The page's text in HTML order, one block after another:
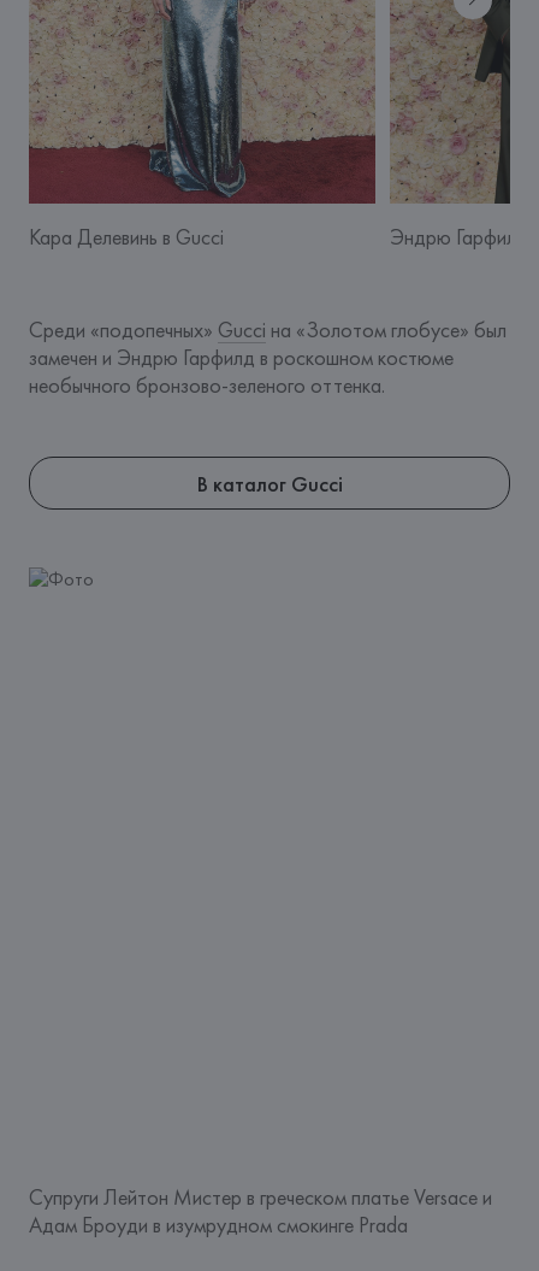
Кара Делевинь в Gucci Эндрю Гарфилд
Среди «подопечных» Gucci на «Золотом глобусе» был
замечен и Эндрю Гарфилд в роскошном костюме
необычного бронзово-зеленого оттенка.
В каталог Gucci
Супруги Лейтон Мистер в греческом платье Versace и
Адам Броуди в изумрудном смокинге Prada